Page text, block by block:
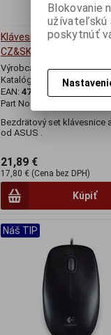
Klávesnica ASUS CW100
CZ&SK + myš bezdrátová
Výrobca:
Asus
Katalógové číslo:Klav200
EAN: 4711387539774
Part No.:
Bezdrätový set klávesnice
od ASUS .
21,89 €
17,80 € (Cena bez DPH)
Kúpiť
Náš TIP
Blokovanie
užívateľskú
poskytnúť